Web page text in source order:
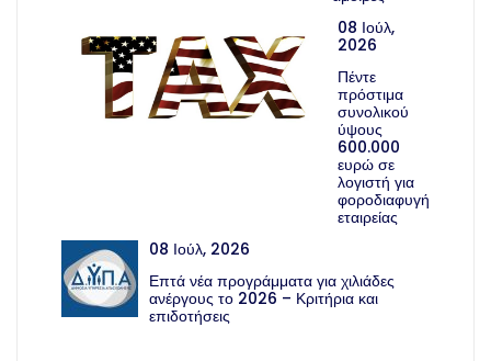
08 Ιούλ,
2026
Πέντε
πρόστιμα
συνολικού
ύψους
600.000
ευρώ σε
λογιστή για
φοροδιαφυγή
εταιρείας
08 Ιούλ, 2026
Επτά νέα προγράμματα για χιλιάδες
ανέργους το 2026 – Κριτήρια και
επιδοτήσεις